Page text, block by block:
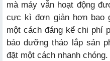
mà máy vẫn hoạt động
cực kì đơn giản hơn bao
một cách đáng kể chi phí
bảo dưỡng tháo lắp sản
đặt một cách nhanh chóng.